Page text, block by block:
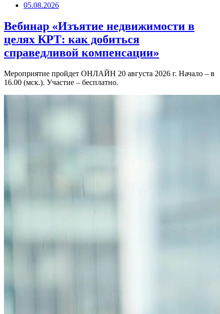
05.08.2026
Вебинар «Изъятие недвижимости в
целях КРТ: как добиться
справедливой компенсации»
Мероприятие пройдет ОНЛАЙН 20 августа 2026 г. Начало – в
16.00 (мск.). Участие – бесплатно.